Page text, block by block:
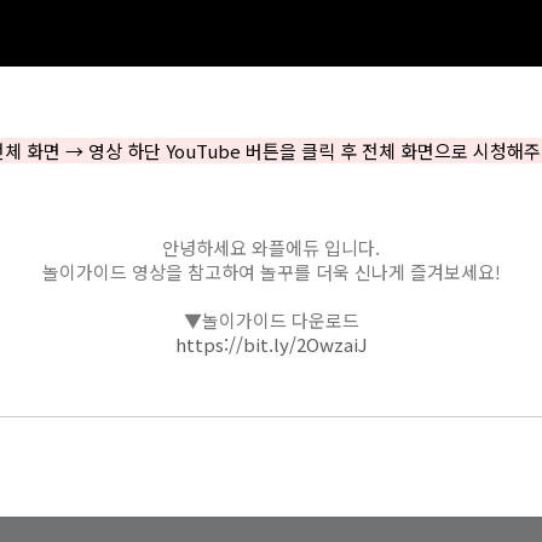
체 화면 → 영상 하단 YouTube 버튼을 클릭 후 전체 화면으로 시청해
안녕하세요 와플에듀 입니다.
놀이가이드 영상을 참고하여 놀꾸를 더욱 신나게 즐겨보세요!
▼놀이가이드 다운로드
https://bit.ly/2OwzaiJ